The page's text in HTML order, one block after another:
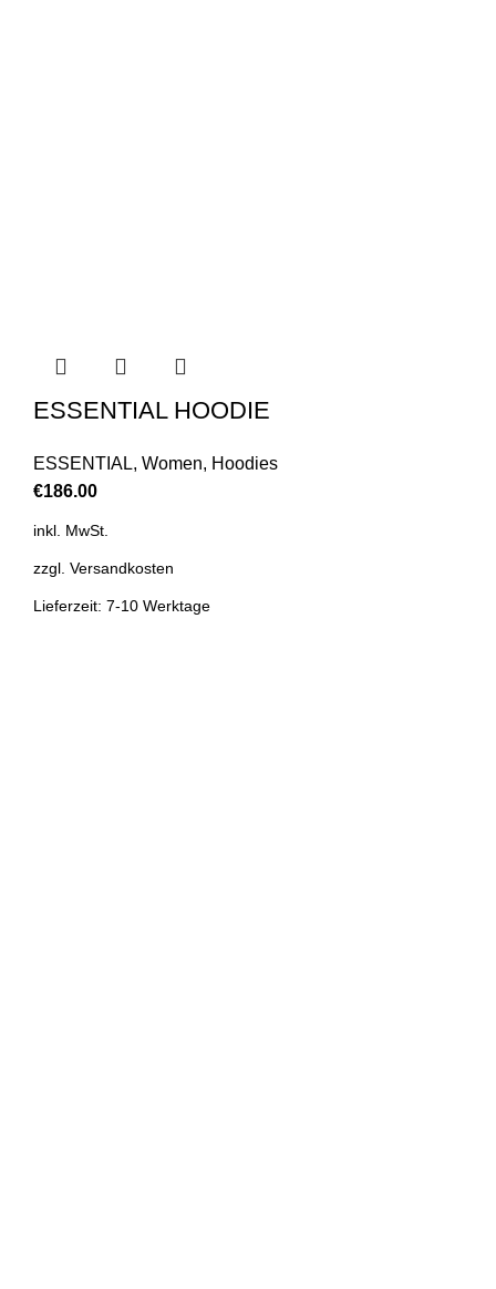
ESSENTIAL HOODIE
ESSENTIAL, Women, Hoodies
€186.00
inkl. MwSt.
zzgl. Versandkosten
Lieferzeit: 7-10 Werktage